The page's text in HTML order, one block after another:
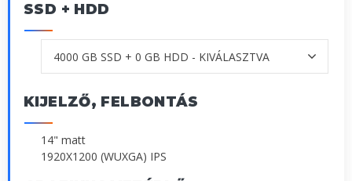
SSD + HDD
KIJELZŐ, FELBONTÁS
14" matt
1920X1200 (WUXGA) IPS